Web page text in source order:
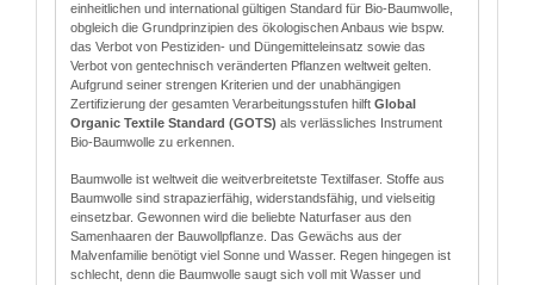
einheitlichen und international gültigen Standard für Bio-Baumwolle,
obgleich die Grundprinzipien des ökologischen Anbaus wie bspw.
das Verbot von Pestiziden- und Düngemitteleinsatz sowie das
Verbot von gentechnisch veränderten Pflanzen weltweit gelten.
Aufgrund seiner strengen Kriterien und der unabhängigen
Zertifizierung der gesamten Verarbeitungsstufen hilft Global
Organic Textile Standard (GOTS) als verlässliches Instrument
Bio-Baumwolle zu erkennen.
Baumwolle ist weltweit die weitverbreitetste Textilfaser. Stoffe aus
Baumwolle sind strapazierfähig, widerstandsfähig, und vielseitig
einsetzbar. Gewonnen wird die beliebte Naturfaser aus den
Samenhaaren der Bauwollpflanze. Das Gewächs aus der
Malvenfamilie benötigt viel Sonne und Wasser. Regen hingegen ist
schlecht, denn die Baumwolle saugt sich voll mit Wasser und